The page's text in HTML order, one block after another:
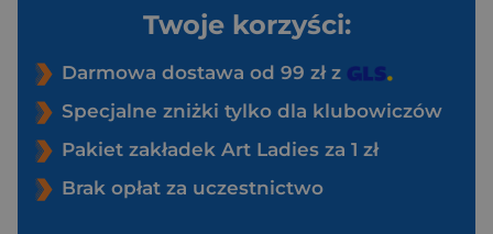
Twoje korzyści:
Darmowa dostawa od 99 zł z
Specjalne zniżki tylko dla klubowiczów
Pakiet zakładek Art Ladies za 1 zł
Brak opłat za uczestnictwo